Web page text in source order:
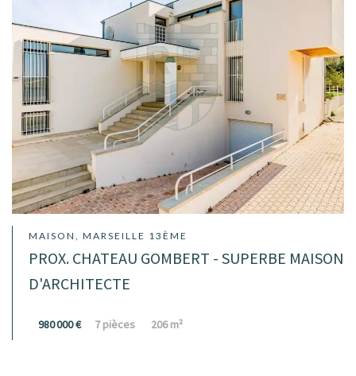
MAISON, MARSEILLE 13ÈME
PROX. CHATEAU GOMBERT - SUPERBE MAISON
D'ARCHITECTE
980 000 € 7 pièces 206 m²